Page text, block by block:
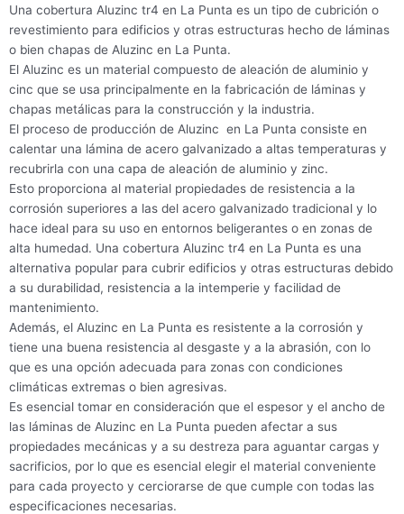
Una cobertura Aluzinc tr4 en La Punta es un tipo de cubrición o
revestimiento para edificios y otras estructuras hecho de láminas
o bien chapas de Aluzinc en La Punta.
El Aluzinc es un material compuesto de aleación de aluminio y
cinc que se usa principalmente en la fabricación de láminas y
chapas metálicas para la construcción y la industria.
El proceso de producción de Aluzinc en La Punta consiste en
calentar una lámina de acero galvanizado a altas temperaturas y
recubrirla con una capa de aleación de aluminio y zinc.
Esto proporciona al material propiedades de resistencia a la
corrosión superiores a las del acero galvanizado tradicional y lo
hace ideal para su uso en entornos beligerantes o en zonas de
alta humedad. Una cobertura Aluzinc tr4 en La Punta es una
alternativa popular para cubrir edificios y otras estructuras debido
a su durabilidad, resistencia a la intemperie y facilidad de
mantenimiento.
Además, el Aluzinc en La Punta es resistente a la corrosión y
tiene una buena resistencia al desgaste y a la abrasión, con lo
que es una opción adecuada para zonas con condiciones
climáticas extremas o bien agresivas.
Es esencial tomar en consideración que el espesor y el ancho de
las láminas de Aluzinc en La Punta pueden afectar a sus
propiedades mecánicas y a su destreza para aguantar cargas y
sacrificios, por lo que es esencial elegir el material conveniente
para cada proyecto y cerciorarse de que cumple con todas las
especificaciones necesarias.